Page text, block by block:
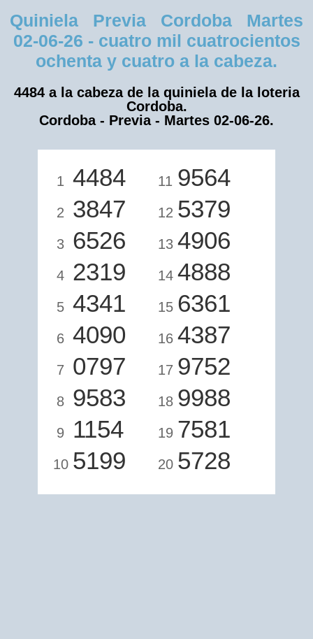
Quiniela Previa Cordoba Martes
02-06-26 - cuatro mil cuatrocientos
ochenta y cuatro a la cabeza.
4484 a la cabeza de la quiniela de la loteria
Cordoba.
Cordoba - Previa - Martes 02-06-26.
1 4484
2 3847
3 6526
4 2319
5 4341
6 4090
7 0797
8 9583
9 1154
10 5199
11 9564
12 5379
13 4906
14 4888
15 6361
16 4387
17 9752
18 9988
19 7581
20 5728